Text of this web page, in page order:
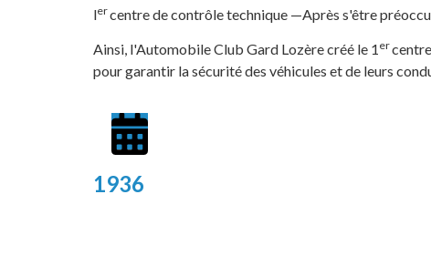
lercentre de contrôle technique —Après s'être
Ainsi, l'Automobile Club Gard Lozère créé le 1 er
pour garantir la sécurité des véhicules et de leurs
1936